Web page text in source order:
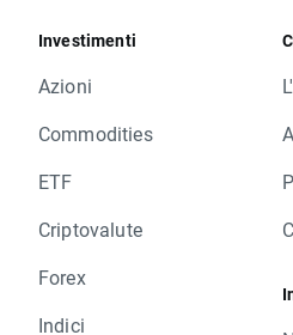
Investimenti
Azioni
Commodities
ETF
Criptovalute
Forex
Indici